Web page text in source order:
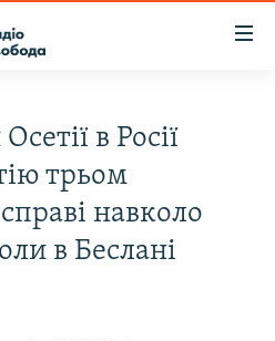
в Росії
трьом
навколо
в Беслані